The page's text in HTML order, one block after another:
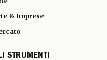
& Imprese
STRUMENTI